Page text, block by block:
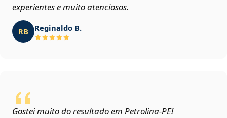
experientes e muito atenciosos.
RB Reginaldo B.
Gostei muito do resultado em Petrolina‑PE!